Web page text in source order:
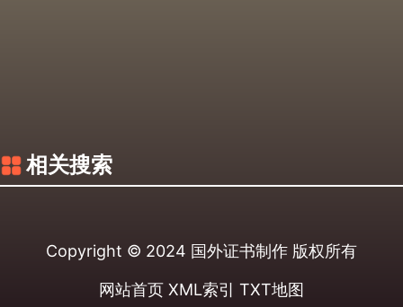
相关搜索
Copyright © 2024 国外证书制作 版权所有
网站首页 XML索引 TXT地图